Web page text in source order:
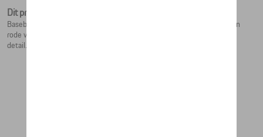
Dit product is momenteel niet op stock
Baseballcap is afgewerkt met een Weissach/Porsche siliconenprint. Een
rode vlag label met geweven Porsche logo voegt een subtiel design
detail.one size fits all. 100% katoen.